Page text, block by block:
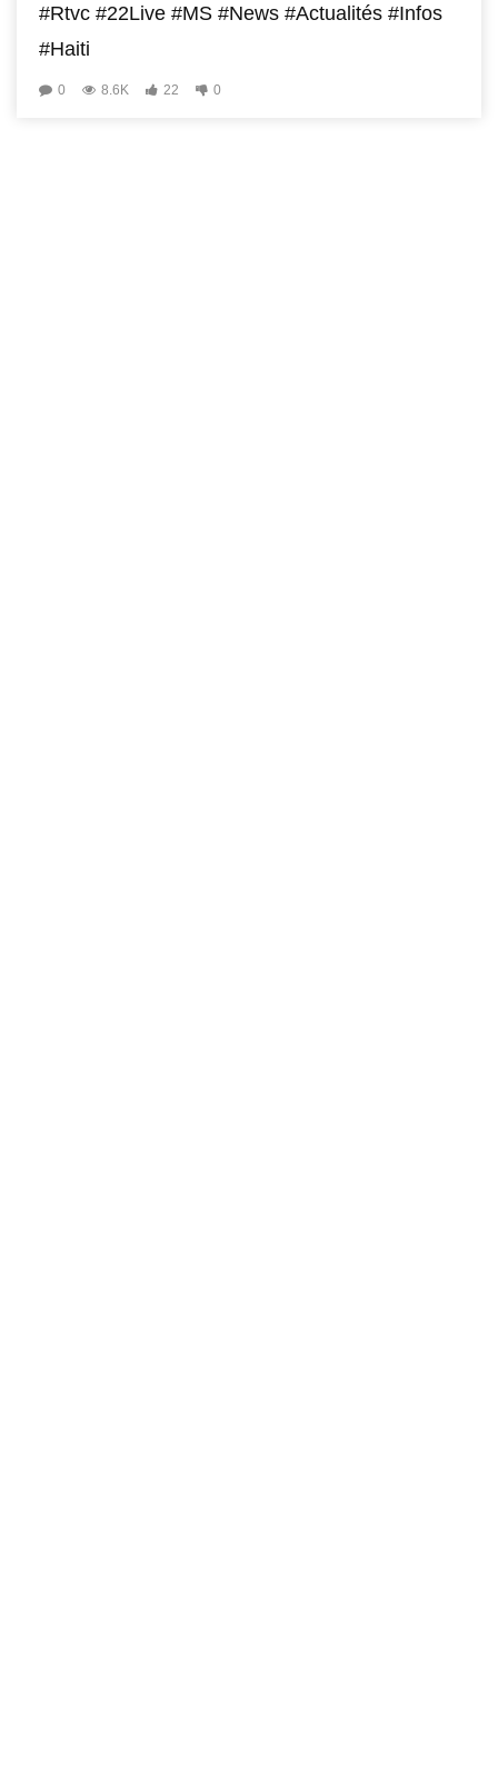
#Rtvc #22Live #MS #News #Actualités #Infos
#Haiti
0 8.6K 22 0